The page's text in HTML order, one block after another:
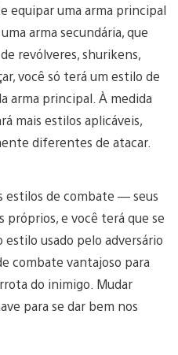
equipar uma arma principal
arma secundária, que
revólveres, shurikens,
você só terá um estilo de
arma principal. À medida
mais estilos aplicáveis,
diferentes de atacar.
estilos de combate — seus
e você terá que se
usado pelo adversário
combate vantajoso para
do inimigo. Mudar
para se dar bem nos